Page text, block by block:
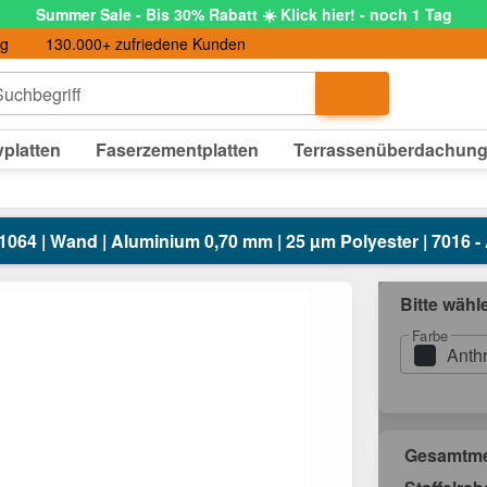
Summer Sale - Bis 30% Rabatt ☀️ Klick hier! - noch 1 Tag
130.000+ zufriedene Kunden
Faserzementplatten
| Wand | Aluminium 0,70 mm | 25 µm Polyester | 7016
Bitte
Farbe